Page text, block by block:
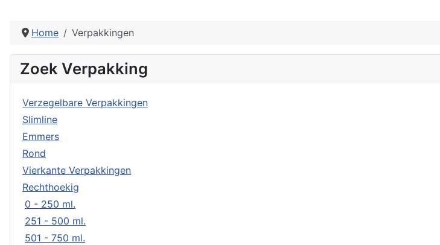
Home Verpakkingen
Zoek Verpakking
Verzegelbare Verpakkingen
Slimline
Emmers
Rond
Vierkante Verpakkingen
Rechthoekig
0 - 250 ml.
251 - 500 ml.
501 - 750 ml.